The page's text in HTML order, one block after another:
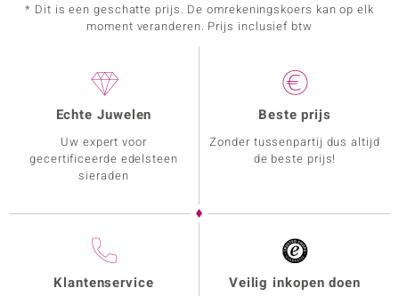
* Dit is een geschatte prijs. De omrekeningskoers kan op elk
moment veranderen. Prijs inclusief btw
Echte Juwelen
Uw expert voor
gecertificeerde edelsteen
sieraden
Beste prijs
Zonder tussenpartij dus altijd
de beste prijs!
Klantenservice Veilig inkopen doen